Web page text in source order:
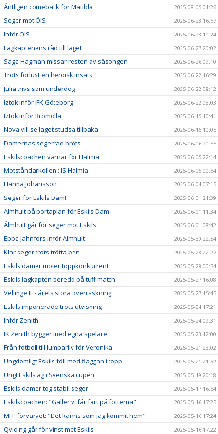
Äntligen comeback för Matilda 2025-08-05 01:26
Seger mot ÖIS 2025-06-28 16:57
Inför ÖIS 2025-06-28 10:24
Lagkaptenens råd till laget 2025-06-27 20:02
Saga Hagman missar resten av säsongen 2025-06-26 09:10
Trots förlust en heroisk insats 2025-06-22 16:29
Julia trivs som underdog 2025-06-22 08:12
Iztok inför IFK Göteborg 2025-06-22 08:03
Iztok inför Bromölla 2025-06-15 10:41
Nova vill se laget studsa tillbaka 2025-06-15 10:05
Damernas segerrad bröts 2025-06-06 20:55
Eskilscoachen varnar för Halmia 2025-06-05 22:14
Motståndarkollen : IS Halmia 2025-06-05 00:54
Hanna Johansson 2025-06-04 07:15
Seger för Eskils Dam! 2025-06-01 21:39
Älmhult på bortaplan för Eskils Dam 2025-06-01 11:34
Älmhult går för seger mot Eskils 2025-06-01 08:42
Ebba Jahnfors inför Älmhult 2025-05-30 22:54
Klar seger trots trötta ben 2025-05-28 22:27
Eskils damer möter toppkonkurrent 2025-05-28 00:54
Eskils lagkapten beredd på tuff match 2025-05-27 16:08
Vellinge IF - årets stora överraskning 2025-05-27 15:45
Eskils imponerade trots utvisning 2025-05-24 17:21
Inför Zenith 2025-05-24 09:31
IK Zenith bygger med egna spelare 2025-05-23 12:00
Från fotboll till lumparliv för Veronika 2025-05-21 23:02
Ungdomligt Eskils föll med flaggan i topp 2025-05-21 21:52
Ungt Eskilslag i Svenska cupen 2025-05-19 20:18
Eskils damer tog stabil seger 2025-05-17 16:54
Eskilscoachen: "Gäller vi får fart på fötterna" 2025-05-16 17:25
MFF-förvärvet: "Det känns som jag kommit hem" 2025-05-16 17:24
Qviding går för vinst mot Eskils 2025-05-16 17:22